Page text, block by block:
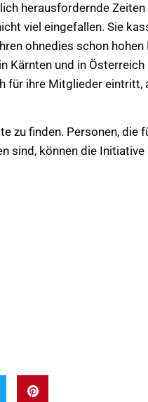
herausfordernde Zeiten
viel eingefallen. Sie
ohnedies schon
Kärnten und in
für ihre Mitglieder
zu finden. Personen, die
sind, können die